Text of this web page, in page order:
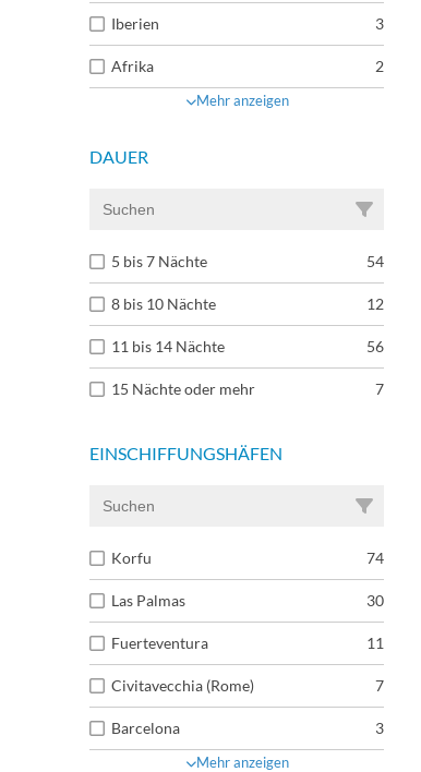
Iberien 3
Afrika 2
Mehr anzeigen
DAUER
5 bis 7 Nächte 54
8 bis 10 Nächte 12
11 bis 14 Nächte 56
15 Nächte oder mehr 7
EINSCHIFFUNGSHÄFEN
Korfu 74
Las Palmas 30
Fuerteventura 11
Civitavecchia (Rome) 7
Barcelona 3
Mehr anzeigen